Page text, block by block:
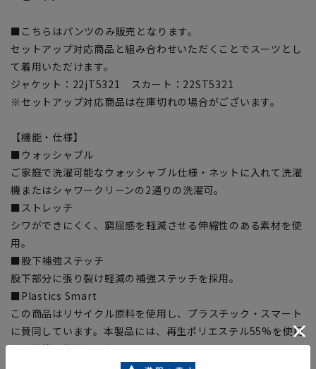
■こちらはパンツのみ販売となります。
セットアップ対応商品と組み合わせいただくことでスーツとし
て着用いただけます。
ジャケット：22jT5321 スカート：22ST5321
※セットアップ対応商品は在庫切れの場合がございます。
【機能・仕様】
■ウォッシャブル
ご家庭で洗濯可能なウォッシャブル仕様・ネットに入れて洗濯
機またはシャワークリーンの2通りの洗濯可。
■ストレッチ
シワができにくく、窮屈感を軽減させる伸縮性のある素材を使
用。
■股下補強ステッチ
股下部分に張り裂け軽減の補強ステッチを採用。
■Plastics Smart
この商品はリサイクル原料を使用し、プラスチック・スマート
に賛同しています。本製品には、再生ポリエステル55%を使用
した繊維を使用しております。